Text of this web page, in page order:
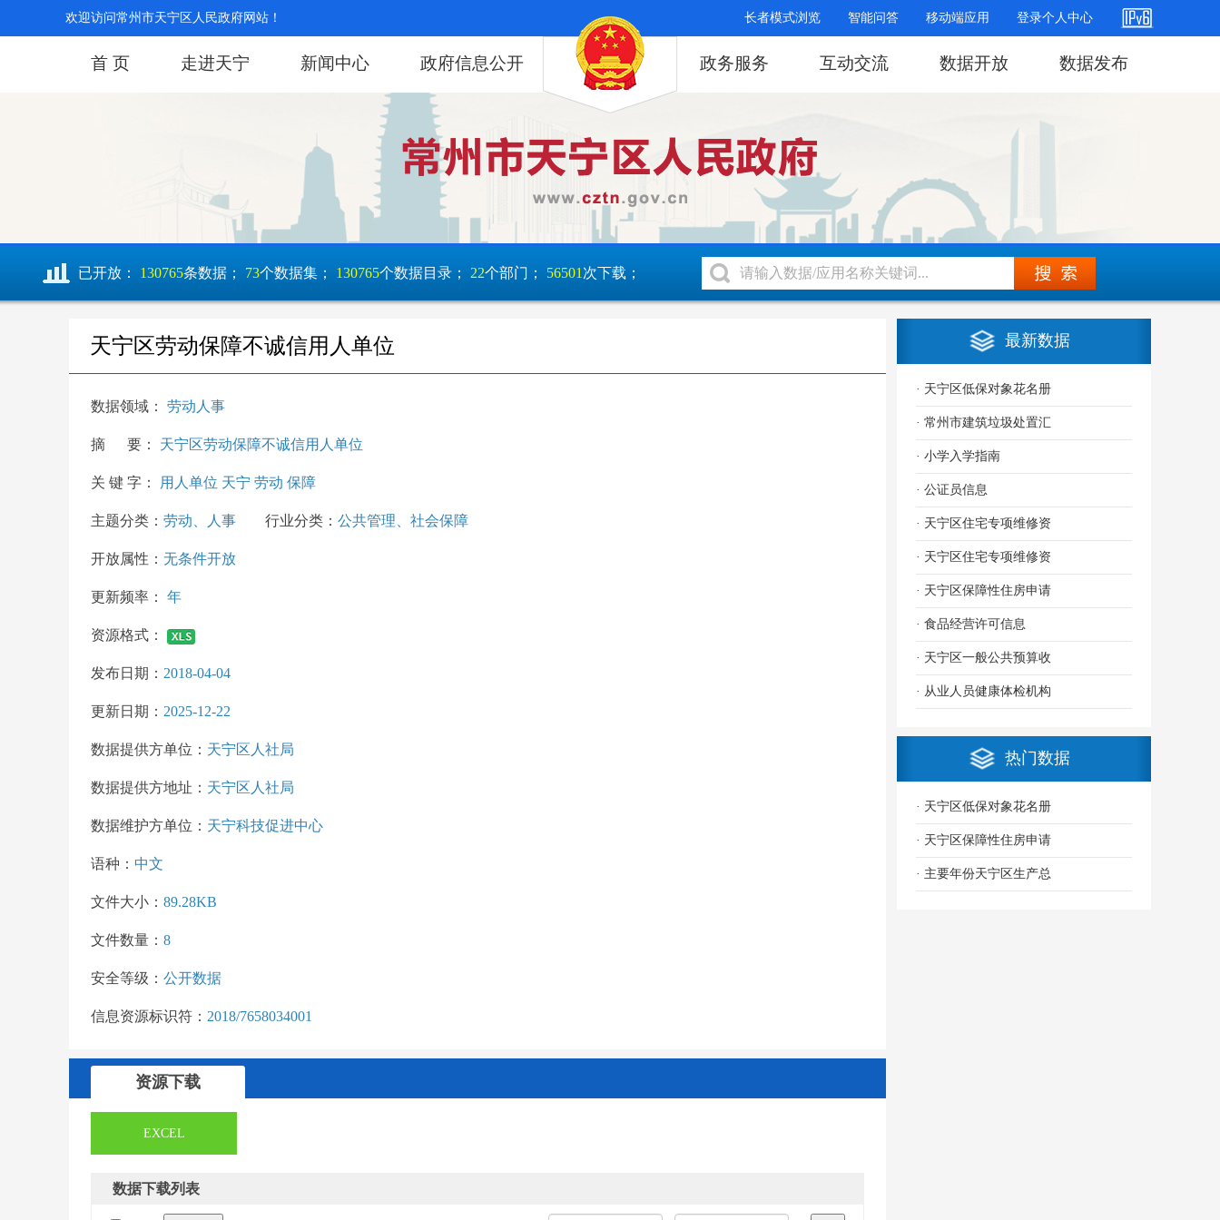
欢迎访问常州市天宁区人民政府网站！ 长者模式浏览 智能问答 移动端应用 登录个人中心
首 页 走进天宁 新闻中心 政府信息公开 政务服务 互动交流 数据开放 数据发布
已开放： 130765条数据； 73个数据集； 130765个数据目录； 22个部门； 56501 次下载；
天宁区劳动保障不诚信用人单位
数据领域： 劳动人事
摘 要： 天宁区劳动保障不诚信用人单位
关 键 字： 用人单位 天宁 劳动 保障
主题分类： 劳动、人事 行业分类： 公共管理、社会保障
开放属性： 无条件开放
更新频率： 年
资源格式：
发布日期： 2018-04-04
更新日期： 2025-12-22
数据提供方单位： 天宁区人社局
数据提供方地址： 天宁区人社局
数据维护方单位： 天宁科技促进中心
语种： 中文
文件大小： 89.28KB
文件数量： 8
安全等级： 公开数据
信息资源标识符： 2018/7658034001
资源下载
EXCEL
数据下载列表
最新数据
· 天宁区低保对象花名册
· 常州市建筑垃圾处置汇
· 小学入学指南
· 公证员信息
· 天宁区住宅专项维修资
· 天宁区住宅专项维修资
· 天宁区保障性住房申请
· 食品经营许可信息
· 天宁区一般公共预算收
· 从业人员健康体检机构
热门数据
· 天宁区低保对象花名册
· 天宁区保障性住房申请
· 主要年份天宁区生产总